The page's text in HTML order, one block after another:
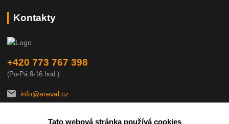
Kontakty
+420 773 767 398
(Po-Pá 8-16 hod.)
info@areval.cz
Tato webová stránka používá cookies